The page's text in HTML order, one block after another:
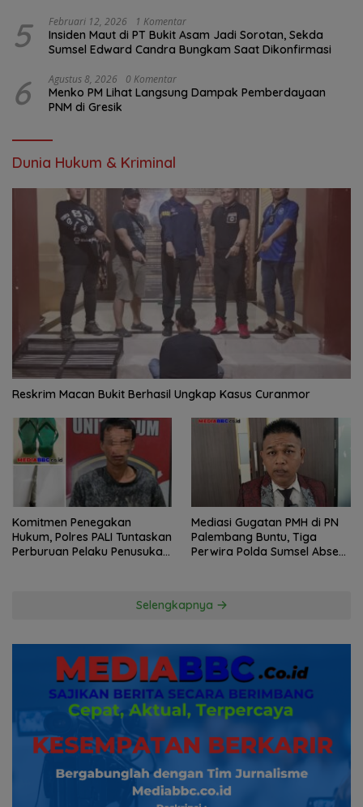
5 Februari 12, 2026 1 Komentar
Insiden Maut di PT Bukit Asam Jadi Sorotan, Sekda
Sumsel Edward Candra Bungkam Saat Dikonfirmasi
6 Agustus 8, 2026 0 Komentar
Menko PM Lihat Langsung Dampak Pemberdayaan
PNM di Gresik
Dunia Hukum & Kriminal
Reskrim Macan Bukit Berhasil Ungkap Kasus Curanmor
Komitmen Penegakan
Hukum, Polres PALI Tuntaskan
Perburuan Pelaku Penusukan
Mediasi Gugatan PMH di PN
Palembang Buntu, Tiga
Perwira Polda Sumsel Absen,
Selengkapnya